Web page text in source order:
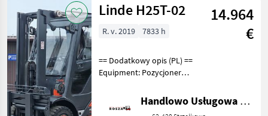
Linde H25T-02
14.964
€
R. v. 2019 7833 h
== Dodatkowy opis (PL) ==
Equipment: Pozycjoner
Wolny skok wideł, Pełna
kabina, Ogrzewanie
Handlowo Usługowa Alanex Alan Roszak